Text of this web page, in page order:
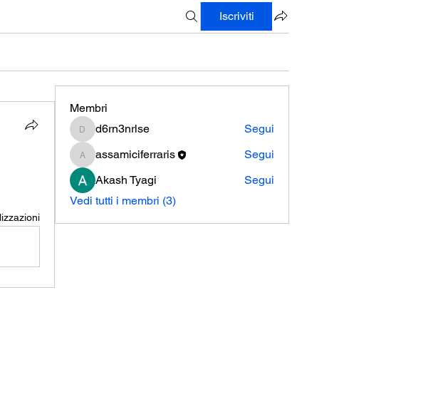
Iscriviti
Membri
d6rn3nrlse
d6rn3nrlse Segui
assamiciferraris
assamiciferraris
Segui
Akash Tyagi
Segui
Vedi tutti i membri (3)